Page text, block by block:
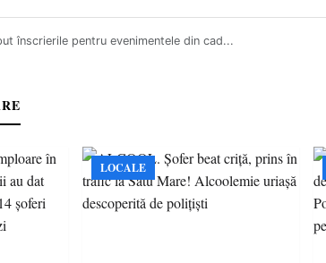
înscrierile pentru evenimentele din cad...
LOCALE